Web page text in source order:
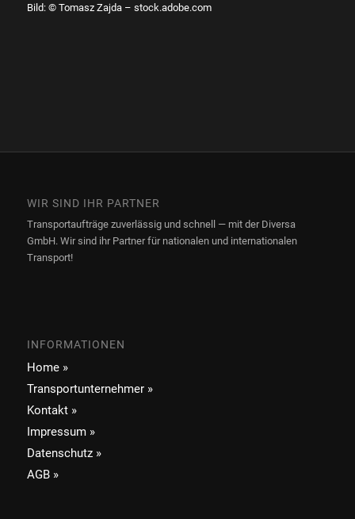
Bild: © Tomasz Zajda – stock.adobe.com
WIR SIND IHR PARTNER
Transportaufträge zuverlässig und schnell — mit der Diversa
GmbH. Wir sind ihr Partner für nationalen und internationalen
Transport!
INFORMATIONEN
Home »
Transportunternehmer »
Kontakt »
Impressum »
Datenschutz »
AGB »